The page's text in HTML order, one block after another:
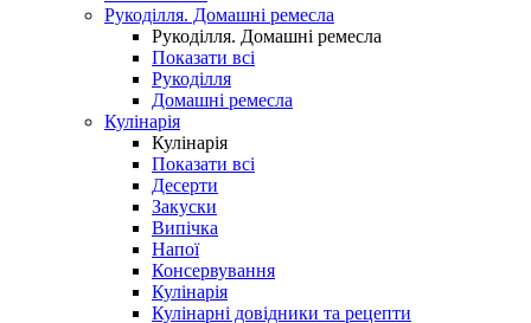
Рукоділля. Домашні ремесла
Рукоділля. Домашні ремесла
Показати всі
Рукоділля
Домашні ремесла
Кулінарія
Кулінарія
Показати всі
Десерти
Закуски
Випічка
Напої
Консервування
Кулінарія
Кулінарні довідники та рецепти